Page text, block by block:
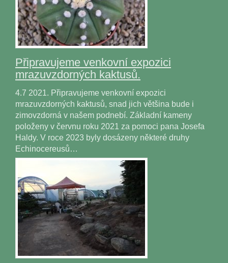
Připravujeme venkovní expozici
mrazuvzdorných kaktusů.
4.7 2021. Připravujeme venkovní expozici
mrazuvzdorných kaktusů, snad jich většina bude i
zimovzdorná v našem podnebí. Základní kameny
položeny v červnu roku 2021 za pomoci pana Josefa
Haldy. V roce 2023 byly dosázeny některé druhy
Echinocereusů…